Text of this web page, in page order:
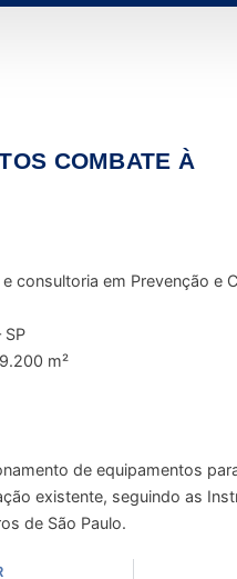
COMBATE À
consultoria em Prevenção e
SP
9.200 m²
de equipamentos
existente, seguindo as
de São Paulo.